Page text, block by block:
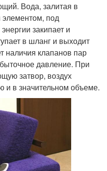
Вода, залитая в
элементом, под
закипает и
в шланг и выходит
наличия клапанов пар
давление. При
затвор, воздух
и в значительном объеме.